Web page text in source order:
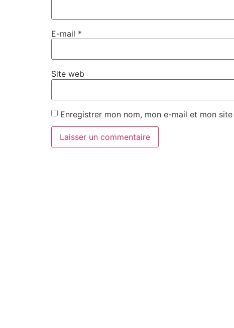
E-mail *
Site web
Enregistrer mon nom, mon e-mail et mon